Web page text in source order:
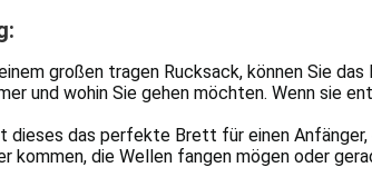
großen tragen Rucksack, können Sie
und wohin Sie gehen möchten. Wenn sie
dieses das perfekte Brett für einen
kommen, die Wellen fangen mögen oder